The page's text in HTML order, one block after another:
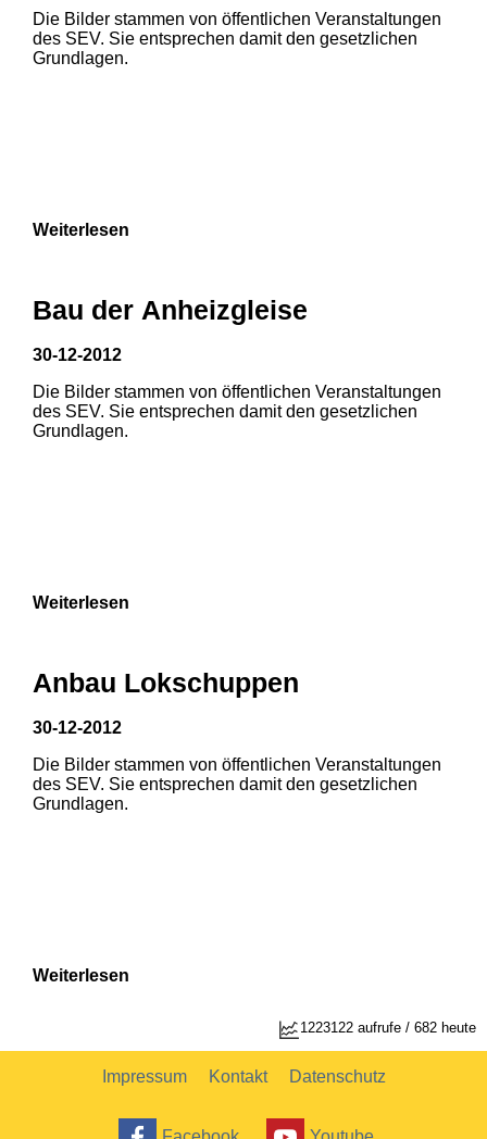
1 2 3
1 2
1 2
Die Bilder stammen von öffentlichen Veranstaltungen
des SEV. Sie entsprechen damit den gesetzlichen
Grundlagen.
Weiterlesen
Bau der Anheizgleise
30-12-2012
Die Bilder stammen von öffentlichen Veranstaltungen
des SEV. Sie entsprechen damit den gesetzlichen
Grundlagen.
Weiterlesen
Anbau Lokschuppen
30-12-2012
Die Bilder stammen von öffentlichen Veranstaltungen
des SEV. Sie entsprechen damit den gesetzlichen
Grundlagen.
Weiterlesen
1223122 aufrufe / 682 heute
Impressum Kontakt Datenschutz